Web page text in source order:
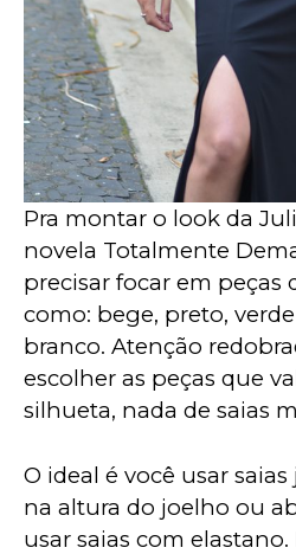
Pra montar o look da
novela Totalmente
precisar focar em peças
como: bege, preto,
branco. Atenção
escolher as peças que
silhueta, nada de saias
O ideal é você usar
na altura do joelho ou
usar saias com